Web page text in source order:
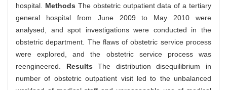
hospital. Methods The obstetric outpatient data of a tertiary
general hospital from June 2009 to May 2010 were
analysed, and spot investigations were conducted in the
obstetric department. The flaws of obstetric service process
were explored, and the obstetric service process was
reengineered. ResultsThe distribution disequilibrium in
number of obstetric outpatient visit led to the unbalanced